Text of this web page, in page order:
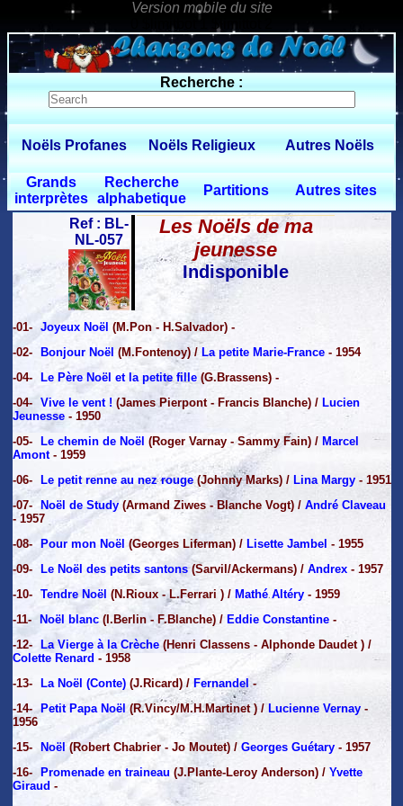
0 $limitbot 1 $limittot 2
Recherche :
Noëls Profanes Noëls Religieux Autres Noëls
Grands
interprètes
Recherche
alphabetique
Partitions Autres sites
Ref : BL-
NL-057
Les Noëls de ma
jeunesse
Indisponible
-01- Joyeux Noël (M.Pon - H.Salvador) -
-02-
Bonjour Noël (M.Fontenoy) / La petite Marie-France- 1954
-04-
Le Père Noël et la petite fille(G.Brassens) -
-04-
Vive le vent ! (James Pierpont - Francis Blanche) / Lucien
Jeunesse- 1950
-05-
Le chemin de Noël (Roger Varnay - Sammy Fain) / Marcel
Amont- 1959
-06-
Le petit renne au nez rouge(Johnny Marks) / Lina Margy- 1951
-07-
Noël de Study(Armand Ziwes - Blanche Vogt) / André Claveau
- 1957
-08-
Pour mon Noël (Georges Liferman) / Lisette Jambel - 1955
-09-
Le Noël des petits santons(Sarvil/Ackermans) / Andrex- 1957
-10-
Tendre Noël (N.Rioux - L.Ferrari ) / Mathé Altéry- 1959
-11-
Noël blanc (I.Berlin - F.Blanche) / Eddie Constantine-
-12-
La Vierge à la Crèche(Henri Classens - Alphonde Daudet ) /
Colette Renard - 1958
-13-
La Noël (Conte)(J.Ricard) /Fernandel -
-14- Petit Papa Noël(R.Vincy/M.H.Martinet ) / Lucienne Vernay-
1956
-15-
Noël (Robert Chabrier - Jo Moutet) / Georges Guétary- 1957
-16-
Promenade en traineau (J.Plante-Leroy Anderson) / Yvette
Giraud -